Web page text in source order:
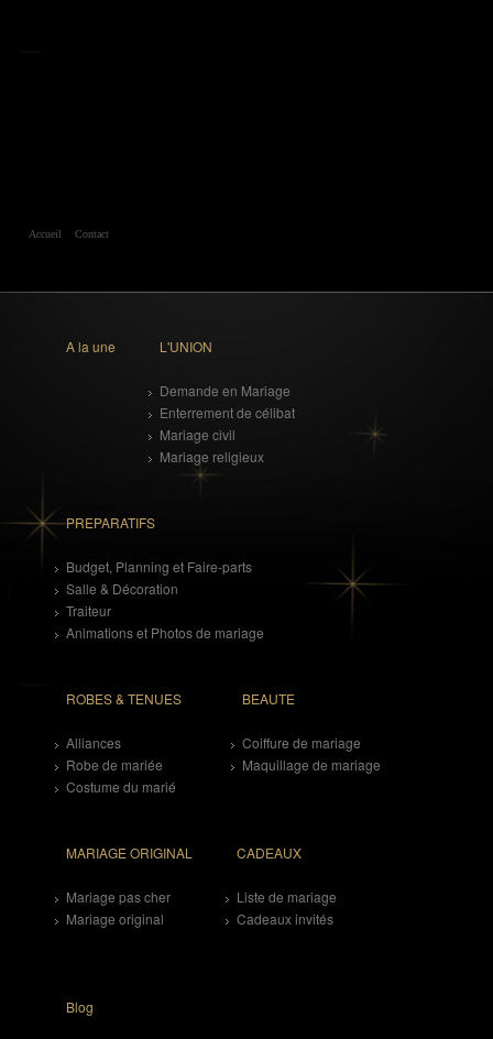
Accueil Contact
A la une L'UNION
Demande en Mariage
Enterrement de célibat
Mariage civil
Mariage religieux
PREPARATIFS
Budget, Planning et Faire-parts
Salle & Décoration
Traiteur
Animations et Photos de mariage
ROBES & TENUES
Alliances
Robe de mariée
Costume du marié
BEAUTE
Coiffure de mariage
Maquillage de mariage
MARIAGE ORIGINAL
Mariage pas cher
Mariage original
CADEAUX
Liste de mariage
Cadeaux invités
Blog